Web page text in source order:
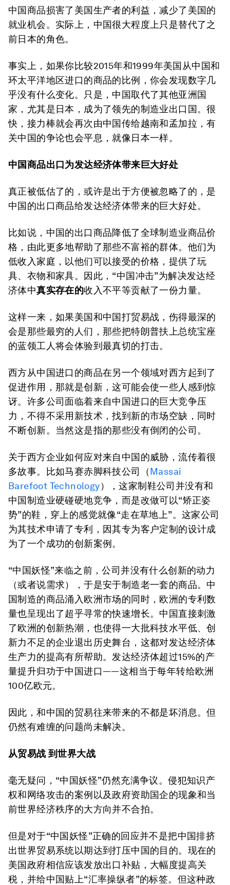
中国商品损害了美国生产者的利益，减少了美国的
就业机会。实际上，中国很大程度上只是替代了之
前日本的角色。
事实上，如果你比较2015年和1999年美国从中国和
环太平洋地区进口的商品的比例，你会发现数字几
乎没有什么变化。只是，中国取代了其他亚洲国
家，尤其是日本，成为了领先的制造业出口国。很
快，接力棒就会再次由中国传给越南和孟加拉，有
关中国的争论也会平息，就像日本一样。
中国商品出口为发达经济体带来巨大好处
真正被低估了的，或许是出于方便被忽略了的，是
中国的出口商品给发达经济体带来的巨大好处。
比如说，中国的出口商品降低了全球制造业商品价
格，由此更多地帮助了那些不富裕的群体。他们为
低收入家庭，以他们可以接受的价格，提供了玩
具、衣物和家具。因此，“中国冲击”为解决发达经
济体中真实存在的收入不平等贡献了一份力量。
这样一来，如果美国和中国打贸易战，伤得最深的
会是那些最穷的人们，那些把特朗普扶上总统宝座
的蓝领工人将会体验到最真切的打击。
西方从中国进口的商品在另一个领域对西方起到了
促进作用，那就是创新，这可能会使一些人感到惊
讶。许多公司面临着来自中国进口的巨大竞争压
力，不得不采用新技术，找到新的市场空缺，同时
不断创新。当然这是指的那些没有倒闭的公司。
关于西方企业如何应对来自中国的威胁，流传着很
多故事。比如马赛赤脚科技公司（Massai
Barefoot Technology），这家制鞋公司并没有和
中国制造业硬碰硬地竞争，而是改做可以“矫正姿
势”的鞋，穿上的感觉就像“走在草地上”。这家公司
为其技术申请了专利，因其专为客户定制的设计成
为了一个成功的创新案例。
“中国妖怪”来临之前，公司并没有什么创新的动力
（或者说需求），于是安于制造老一套的商品。中
国制造的商品涌入欧洲市场的同时，欧洲的专利数
量也呈现出了超乎寻常的快速增长。中国直接刺激
了欧洲的创新热潮，也使得一大批科技水平低、创
新力不足的企业退出历史舞台，这都对发达经济体
生产力的提高有所帮助。发达经济体超过15%的产
量提升归功于中国进口——这相当于每年转给欧洲
100亿欧元。
因此，和中国的贸易往来带来的不都是坏消息。但
仍然有难缠的问题尚未解决。
从贸易战 到世界大战
毫无疑问，“中国妖怪”仍然充满争议。侵犯知识产
权和网络攻击的案例以及政府资助国企的现象和当
前世界经济秩序的大方向并不合拍。
但是对于“中国妖怪”正确的回应并不是把中国排挤
出世界贸易系统以期达到打压中国的目的。现在的
美国政府相信应该发放出口补贴，大幅度提高关
税，并给中国贴上“汇率操纵者”的标签。但这种政